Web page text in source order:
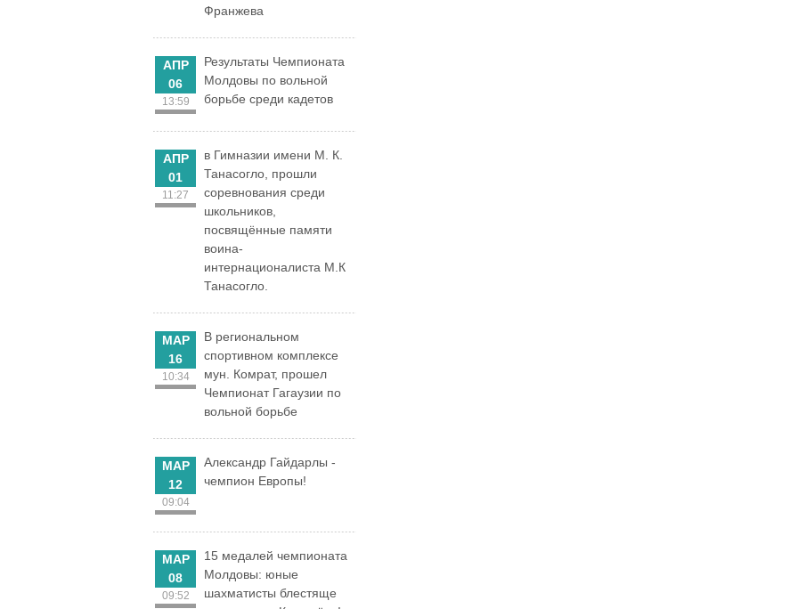
Франжева
АПР
06
13:59
Результаты Чемпионата
Молдовы по вольной
борьбе среди кадетов
АПР
01
11:27
в Гимназии имени М. К.
Танасогло, прошли
соревнования среди
школьников,
посвящённые памяти
воина-
интернационалиста М.К
Танасогло.
МАР
16
10:34
В региональном
спортивном комплексе
мун. Комрат, прошел
Чемпионат Гагаузии по
вольной борьбе
МАР
12
09:04
Александр Гайдарлы -
чемпион Европы!
МАР
08
09:52
15 медалей чемпионата
Молдовы: юные
шахматисты блестяще